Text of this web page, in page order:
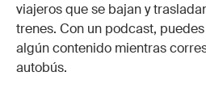
viajeros que se bajan y
trenes. Con un podcast,
algún contenido mientras
autobús.